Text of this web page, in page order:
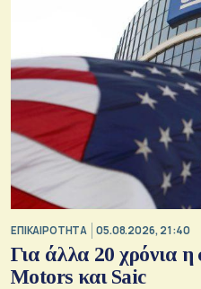
ΕΠΙΚΑΙΡΟΤΗΤΑ 05.08.2026, 21:40
Για άλλα 20 χρόνια
Motors και Saic